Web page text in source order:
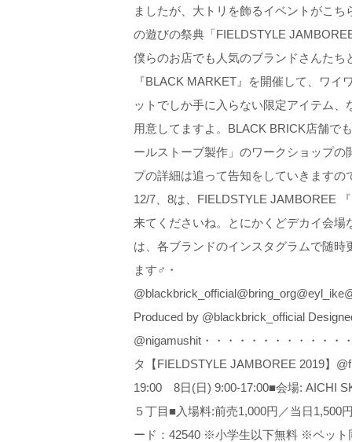
ましたが、大トリを飾るイベントがこ
の遊びの祭典「FIELDSTYLE
僕らのお店でも人気のブランドさんた
『BLACK MARKET』を開催して、ワ
ットでしか手に入らない限定アイテム
用意してますよ。BLACK BRICK店舗で
ールストーブ製作」のワークショップ
プの詳細は追って告知をしていきます
12/7、8は、FIELDSTYLE JAMBOREE
来てくださいね。とにかくどデカイ会
は、各ブランドのインスタグラムで随
ます‍♂️・
Produced by @blackbrick_official
@nigamushit・・・・・・・・・・・・
タ 【FIELDSTYLE JAMBOREE 2019】
19:00 8日(日) 9:00-17:00 ■会場: AICHI
５丁目 ■入場料:前売1,000円／当日
ード：42540 ※小学生以下無料 ※ペット